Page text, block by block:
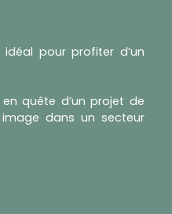
pour profiter d’un
quête d’un projet de
dans un secteur